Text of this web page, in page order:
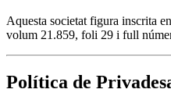
Aquesta societat figura inscrita
volum 21.859, foli 29 i full
Política de